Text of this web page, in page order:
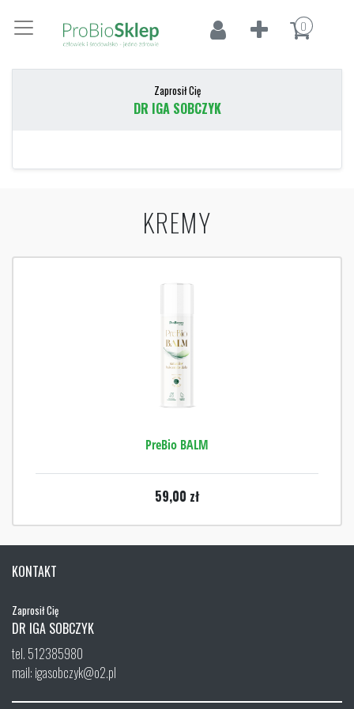
0
Zaprosił Cię
DR IGA SOBCZYK
KREMY
PreBio BALM
59,00 zł
KONTAKT
Zaprosił Cię
DR IGA SOBCZYK
tel. 512385980
mail: igasobczyk@o2.pl